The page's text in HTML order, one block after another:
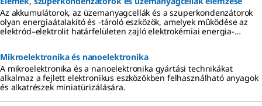
Az akkumulátorok, az üzemanyagcellák és a szuperkondenzátorok
olyan energiaátalakító és -tároló eszközök, amelyek működése az
elektród–elektrolit határfelületen zajló elektrokémiai energia-
Mikroelektronika és nanoelektronika
A mikroelektronika és a nanoelektronika gyártási technikákat
alkalmaz a fejlett elektronikus eszközökben felhasználható anyagok
és alkatrészek miniatürizálására.